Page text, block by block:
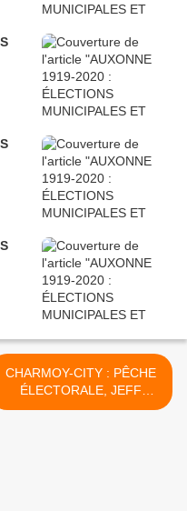
CHARMOY-CITY : PÊCHE
ÉLECTORALE, JEFF
TUCHE A FAIT UNE